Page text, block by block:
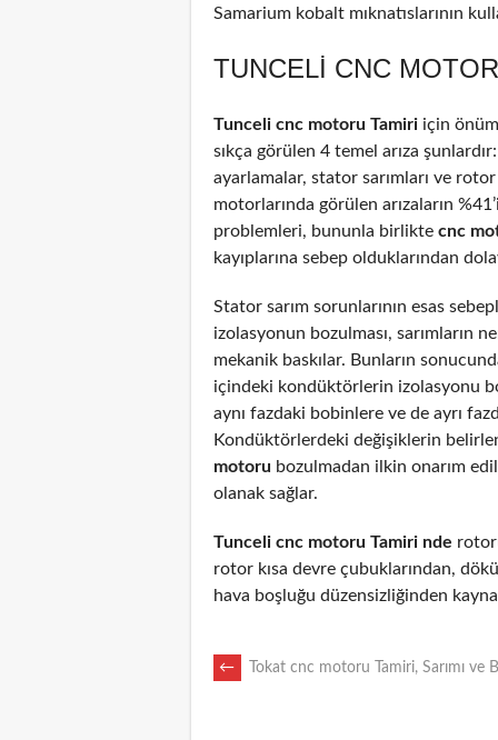
Samarium kobalt mıknatıslarının
TUNCELI CNC
Tunceli cnc motoru Tamiri için
sıkça görülen 4 temel arıza
ayarlamalar, stator sarımları ve
motorlarında görülen arızaların
problemleri, bununla birlikte cnc
kayıplarına sebep olduklarından
Stator sarım sorunlarının esas
izolasyonun bozulması, sarımların
mekanik baskılar. Bunların
içindeki kondüktörlerin izolasyonu
aynı fazdaki bobinlere ve de ayrı
Kondüktörlerdeki değişiklerin
motoru bozulmadan ilkin onarım
olanak sağlar.
Tunceli cnc motoru Tamiri nde
rotor kısa devre çubuklarından,
hava boşluğu düzensizliğinden
POST
← Tokat cnc motoru Tamiri, Sarımı ve